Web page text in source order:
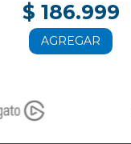
$ 186.999
AGREGAR